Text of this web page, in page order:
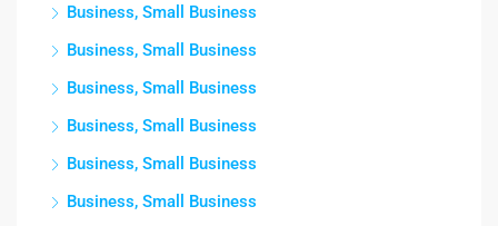
Business, Small Business
Business, Small Business
Business, Small Business
Business, Small Business
Business, Small Business
Business, Small Business